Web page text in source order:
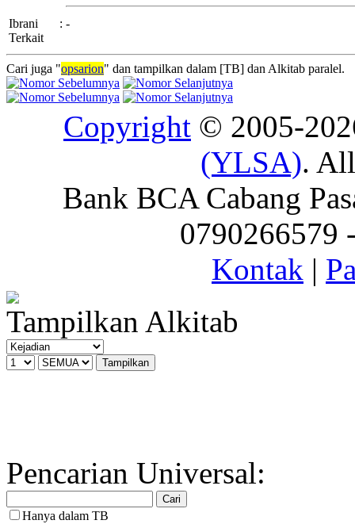
Ibrani
Terkait
: -
Cari juga "opsarion" dan tampilkan dalam [TB] dan Alkitab paralel.
Copyright © 2005-
(YLSA).
Bank BCA Cabang
0790266579
Kontak |
Tampilkan Alkitab
Pencarian Universal:
Hanya dalam TB